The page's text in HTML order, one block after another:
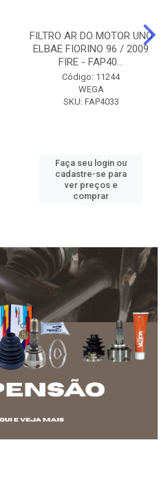
FILTRO AR DO MOTOR UNO
ELBAE FIORINO 96 / 2009
FIRE - FAP40...
Código: 11244
WEGA
SKU: FAP4033
Faça seu login ou
cadastre-se para
ver preços e
comprar